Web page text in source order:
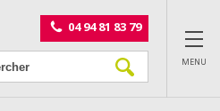
04 94 81 83 79
MENU